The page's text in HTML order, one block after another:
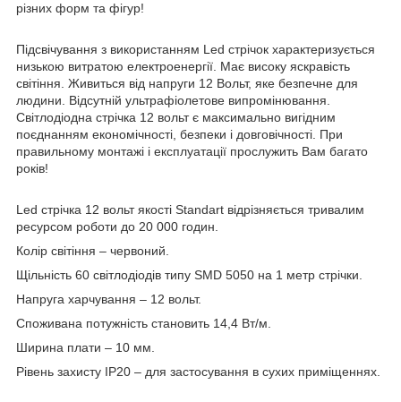
різних форм та фігур!
Підсвічування з використанням Led стрічок характеризується
низькою витратою електроенергії. Має високу яскравість
світіння. Живиться від напруги 12 Вольт, яке безпечне для
людини. Відсутній ультрафіолетове випромінювання.
Світлодіодна стрічка 12 вольт є максимально вигідним
поєднанням економічності, безпеки і довговічності. При
правильному монтажі і експлуатації прослужить Вам багато
років!
Led стрічка 12 вольт якості Standart відрізняється тривалим
ресурсом роботи до 20 000 годин.
Колір світіння – червоний.
Щільність 60 світлодіодів типу SMD 5050 на 1 метр стрічки.
Напруга харчування – 12 вольт.
Споживана потужність становить 14,4 Вт/м.
Ширина плати – 10 мм.
Рівень захисту IP20 – для застосування в сухих приміщеннях.